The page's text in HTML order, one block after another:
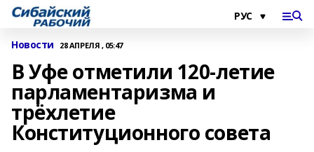
Новости 28 АПРЕЛЯ , 05:47
В Уфе отметили 120-летие
парламентаризма и
трёхлетие
Конституционного совета